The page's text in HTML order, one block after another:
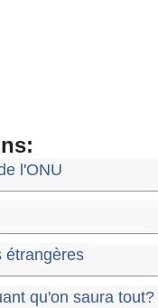
l'ONU
étrangères
qu'on saura tout?